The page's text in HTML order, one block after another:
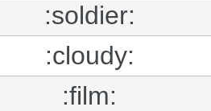
:soldier:
:cloudy:
:film: